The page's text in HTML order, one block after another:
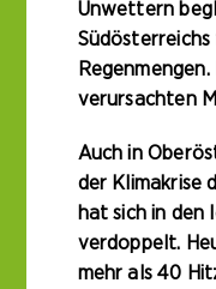
Unwettern
verursachten
Auch in
der Klimakrise
hat sich in
verdoppelt.
mehr als 40